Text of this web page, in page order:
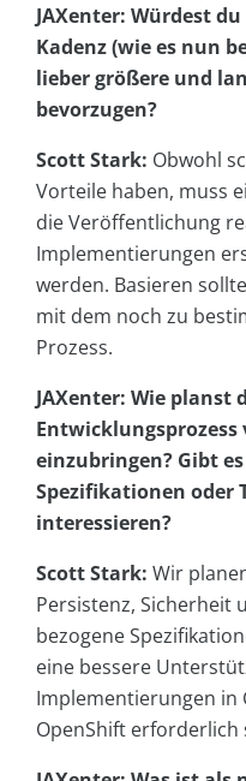
JAXenter: Würdest
Kadenz (wie es nun
lieber größere und
bevorzugen?
Scott Stark: Obwohl
Vorteile haben, muss
die Veröffentlichung
Implementierungen
werden. Basieren
mit dem noch zu
Prozess.
JAXenter: Wie planst
Entwicklungsprozess
einzubringen? Gibt
Spezifikationen oder
interessieren?
Scott Stark: Wir
Persistenz, Sicherheit
bezogene
eine bessere
Implementierungen in
OpenShift erforderlich